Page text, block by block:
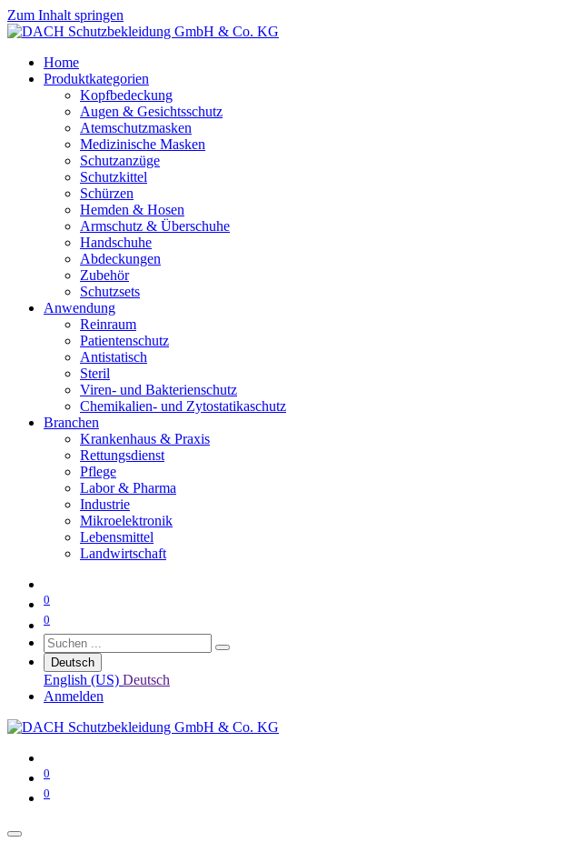
Zum Inhalt springen
Home
Produktkategorien
Kopfbedeckung
Augen & Gesichtsschutz
Atemschutzmasken
Medizinische Masken
Schutzanzüge
Schutzkittel
Schürzen
Hemden & Hosen
Armschutz & Überschuhe
Handschuhe
Abdeckungen
Zubehör
Schutzsets
Anwendung
Reinraum
Patientenschutz
Antistatisch
Steril
Viren- und Bakterienschutz
Chemikalien- und Zytostatikaschutz
Branchen
Krankenhaus & Praxis
Rettungsdienst
Pflege
Labor & Pharma
Industrie
Mikroelektronik
Lebensmittel
Landwirtschaft
0
0
Deutsch
English (US) Deutsch
Anmelden
0
0